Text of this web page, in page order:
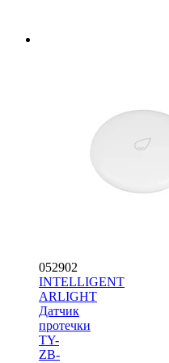
052902
INTELLIGENT
ARLIGHT
Датчик
протечки
TY-
ZB-